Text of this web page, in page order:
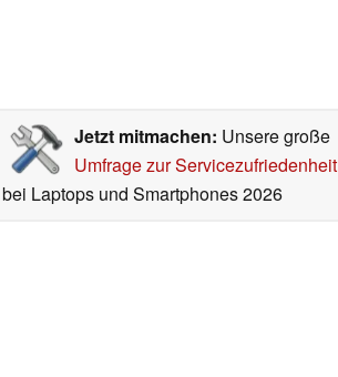
Jetzt mitmachen: Unsere große
Umfrage zur Servicezufriedenheit
bei Laptops und Smartphones 2026